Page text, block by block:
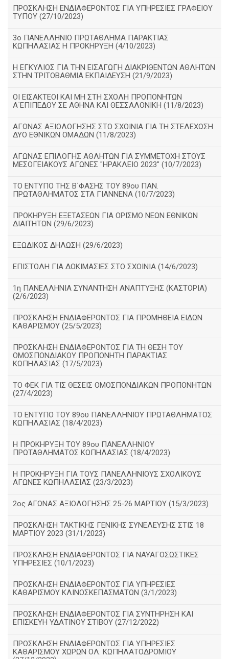
ΠΡΟΣΚΛΗΣΗ ΕΝΔΙΑΦΕΡΟΝΤΟΣ ΓΙΑ ΥΠΗΡΕΣΙΕΣ ΓΡΑΦΕΙΟΥ
ΤΥΠΟΥ (27/10/2023)
3ο ΠΑΝΕΛΛΗΝΙΟ ΠΡΩΤΑΘΛΗΜΑ ΠΑΡΑΚΤΙΑΣ
ΚΩΠΗΛΑΣΙΑΣ Η ΠΡΟΚΗΡΥΞΗ (4/10/2023)
Η ΕΓΚΥΛΙΟΣ ΓΙΑ ΤΗΝ ΕΙΣΑΓΩΓΗ ΔΙΑΚΡΙΘΕΝΤΩΝ ΑΘΛΗΤΩΝ
ΣΤΗΝ ΤΡΙΤΟΒΑΘΜΙΑ ΕΚΠΑΙΔΕΥΣΗ (21/9/2023)
ΟΙ ΕΙΣΑΚΤΕΟΙ ΚΑΙ ΜΗ ΣΤΗ ΣΧΟΛΗ ΠΡΟΠΟΝΗΤΩΝ
Α΄ΕΠΙΠΕΔΟΥ ΣΕ ΑΘΗΝΑ ΚΑΙ ΘΕΣΣΑΛΟΝΙΚΗ (11/8/2023)
ΑΓΩΝΑΣ ΑΞΙΟΛΟΓΗΣΗΣ ΣΤΟ ΣΧΟΙΝΙΑ ΓΙΑ ΤΗ ΣΤΕΛΕΧΩΣΗ
ΔΥΟ ΕΘΝΙΚΩΝ ΟΜΑΔΩΝ (11/8/2023)
ΑΓΩΝΑΣ ΕΠΙΛΟΓΗΣ ΑΘΛΗΤΩΝ ΓΙΑ ΣΥΜΜΕΤΟΧΗ ΣΤΟΥΣ
ΜΕΣΟΓΕΙΑΚΟΥΣ ΑΓΩΝΕΣ "ΗΡΑΚΛΕΙΟ 2023" (10/7/2023)
ΤΟ ΕΝΤΥΠΟ ΤΗΣ Β΄ΦΑΣΗΣ ΤΟΥ 89ου ΠΑΝ.
ΠΡΩΤΑΘΛΗΜΑΤΟΣ ΣΤΑ ΓΙΑΝΝΕΝΑ (10/7/2023)
ΠΡΟΚΗΡΥΞΗ ΕΞΕΤΑΣΕΩΝ ΓΙΑ ΟΡΙΣΜΟ ΝΕΩΝ ΕΘΝΙΚΩΝ
ΔΙΑΙΤΗΤΩΝ (29/6/2023)
ΕΞΩΔΙΚΟΣ ΔΗΛΩΣΗ (29/6/2023)
ΕΠΙΣΤΟΛΗ ΓΙΑ ΔΟΚΙΜΑΣΙΕΣ ΣΤΟ ΣΧΟΙΝΙΑ (14/6/2023)
1η ΠΑΝΕΛΛΗΝΙΑ ΣΥΝΑΝΤΗΣΗ ΑΝΑΠΤΥΞΗΣ (ΚΑΣΤΟΡΙΑ)
(2/6/2023)
ΠΡΟΣΚΛΗΣΗ ΕΝΔΙΑΦΕΡΟΝΤΟΣ ΓΙΑ ΠΡΟΜΗΘΕΙΑ ΕΙΔΩΝ
ΚΑΘΑΡΙΣΜΟΥ (25/5/2023)
ΠΡΟΣΚΛΗΣΗ ΕΝΔΙΑΦΕΡΟΝΤΟΣ ΓΙΑ ΤΗ ΘΕΣΗ ΤΟΥ
ΟΜΟΣΠΟΝΔΙΑΚΟΥ ΠΡΟΠΟΝΗΤΗ ΠΑΡΑΚΤΙΑΣ
ΚΩΠΗΛΑΣΙΑΣ (17/5/2023)
ΤΟ ΦΕΚ ΓΙΑ ΤΙΣ ΘΕΣΕΙΣ ΟΜΟΣΠΟΝΔΙΑΚΩΝ ΠΡΟΠΟΝΗΤΩΝ
(27/4/2023)
ΤΟ ΕΝΤΥΠΟ ΤΟΥ 89ου ΠΑΝΕΛΛΗΝΙΟΥ ΠΡΩΤΑΘΛΗΜΑΤΟΣ
ΚΩΠΗΛΑΣΙΑΣ (18/4/2023)
Η ΠΡΟΚΗΡΥΞΗ ΤΟΥ 89ου ΠΑΝΕΛΛΗΝΙΟΥ
ΠΡΩΤΑΘΛΗΜΑΤΟΣ ΚΩΠΗΛΑΣΙΑΣ (18/4/2023)
Η ΠΡΟΚΗΡΥΞΗ ΓΙΑ ΤΟΥΣ ΠΑΝΕΛΛΗΝΙΟΥΣ ΣΧΟΛΙΚΟΥΣ
ΑΓΩΝΕΣ ΚΩΠΗΛΑΣΙΑΣ (23/3/2023)
2ος ΑΓΩΝΑΣ ΑΞΙΟΛΟΓΗΣΗΣ 25-26 ΜΑΡΤΙΟΥ (15/3/2023)
ΠΡΟΣΚΛΗΣΗ ΤΑΚΤΙΚΗΣ ΓΕΝΙΚΗΣ ΣΥΝΕΛΕΥΣΗΣ ΣΤΙΣ 18
ΜΑΡΤΙΟΥ 2023 (31/1/2023)
ΠΡΟΣΚΛΗΣΗ ΕΝΔΙΑΦΕΡΟΝΤΟΣ ΓΙΑ ΝΑΥΑΓΟΣΩΣΤΙΚΕΣ
ΥΠΗΡΕΣΙΕΣ (10/1/2023)
ΠΡΟΣΚΛΗΣΗ ΕΝΔΙΑΦΕΡΟΝΤΟΣ ΓΙΑ ΥΠΗΡΕΣΙΕΣ
ΚΑΘΑΡΙΣΜΟΥ ΚΛΙΝΟΣΚΕΠΑΣΜΑΤΩΝ (3/1/2023)
ΠΡΟΣΚΛΗΣΗ ΕΝΔΙΑΦΕΡΟΝΤΟΣ ΓΙΑ ΣΥΝΤΗΡΗΣΗ ΚΑΙ
ΕΠΙΣΚΕΥΗ ΥΔΑΤΙΝΟΥ ΣΤΙΒΟΥ (27/12/2022)
ΠΡΟΣΚΛΗΣΗ ΕΝΔΙΑΦΕΡΟΝΤΟΣ ΓΙΑ ΥΠΗΡΕΣΙΕΣ
ΚΑΘΑΡΙΣΜΟΥ ΧΩΡΩΝ ΟΛ. ΚΩΠΗΛΑΤΟΔΡΟΜΙΟΥ